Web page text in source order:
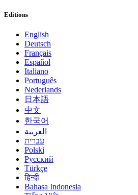
Editions
English
Deutsch
Français
Español
Italiano
Português
Nederlands
日本語
中文
한국어
العربية
עברית
Polski
Русский
Türkçe
हिन्दी
Bahasa Indonesia